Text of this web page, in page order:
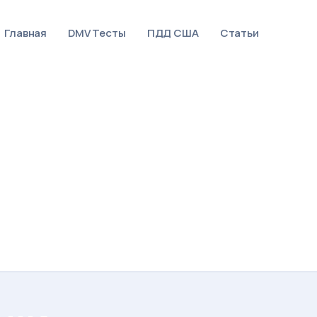
Главная DMV Тесты ПДД США Статьи